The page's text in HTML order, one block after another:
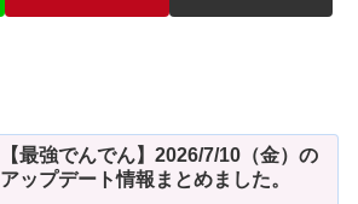
【最強でんでん】2026/7/10（金）の
アップデート情報まとめました。